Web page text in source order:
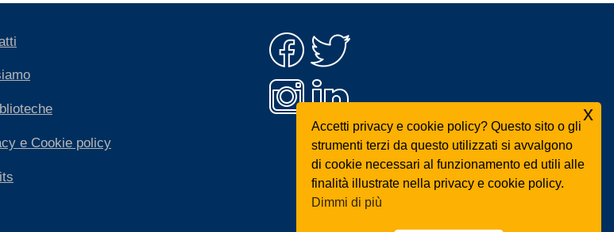
e Cookie policy
Accetti privacy e cookie policy? Questo sito o gli
strumenti terzi da questo utilizzati si avvalgono
di cookie necessari al funzionamento ed utili alle
finalità illustrate nella privacy e cookie policy.
Dimmi di più
x